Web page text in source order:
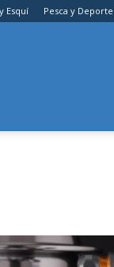
Esquí Pesca y Deporte